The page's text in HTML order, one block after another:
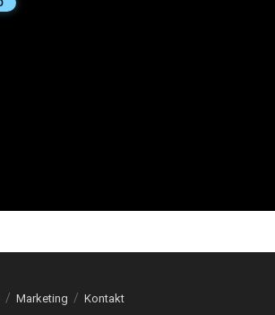
Marketing Kontakt